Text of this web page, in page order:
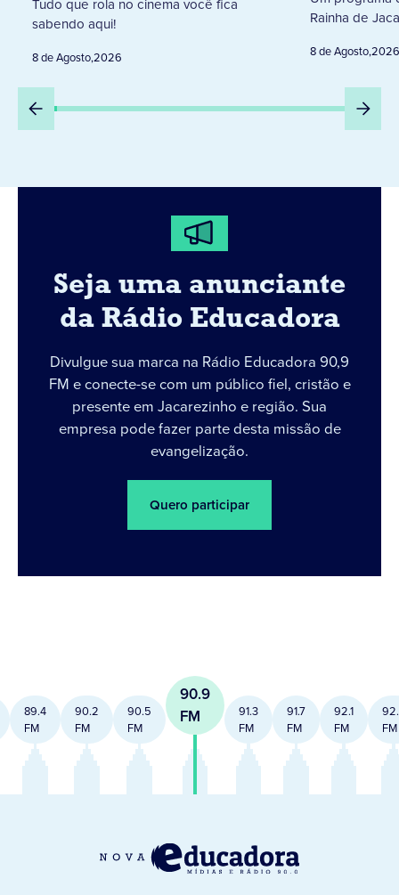
Tudo que rola no cinema você fica
sabendo aqui!
8 de Agosto,2026
Rainha de
8 de Agosto,2026
Seja uma anunciante
da Rádio Educadora
Divulgue sua marca na Rádio Educadora 90,9
FM e conecte-se com um público fiel, cristão e
presente em Jacarezinho e região. Sua
empresa pode fazer parte desta missão de
evangelização.
Quero participar
89.4
FM
90.2
FM
90.5
FM
90.9
FM
91.3
FM
91.7
FM
92.1
FM
FM